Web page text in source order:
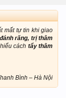
mất tự tin khi giao
răng, trị thâm
cách tẩy thâm
Bình – Hà Nội​